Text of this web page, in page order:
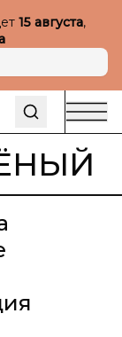
15 августа,